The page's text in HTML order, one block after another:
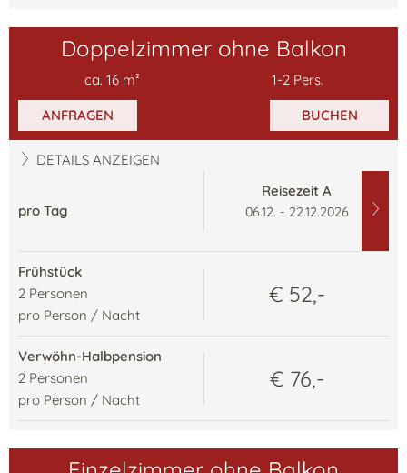
Doppelzimmer ohne Balkon
ca. 16 m² 1-2 Pers.
ANFRAGEN BUCHEN
DETAILS ANZEIGEN
pro Tag
Reisezeit A
06.12. - 22.12.2026
Frühstück
2 Personen
pro Person / Nacht
€ 52,-
Verwöhn-Halbpension
2 Personen
pro Person / Nacht
€ 76,-